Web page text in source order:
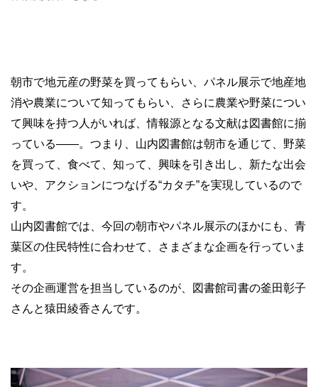
朝市で地元産の野菜を買ってもらい、パネル展示で地産地
消や農業について知ってもらい、さらに農業や野菜につい
て興味を持つ人がいれば、情報源となる文献は図書館に揃
っている――。つまり、山内図書館は朝市を通じて、野菜
を買って、食べて、知って、興味を引き出し、新たな出会
いや、アクションにつなげる“カタチ”を実現しているので
す。
山内図書館では、今回の朝市やパネル展示のほかにも、青
葉区の住民特性に合わせて、さまざまな企画を行っていま
す。
その企画運営を担当しているのが、図書館司書の釜田彰子
さんと猿田綾香さんです。